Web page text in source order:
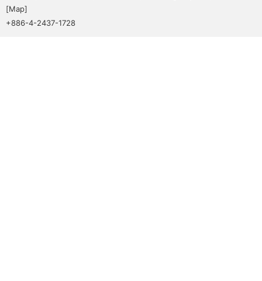
[Map]
+886-4-2437-1728